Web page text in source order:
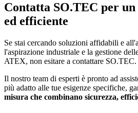
Contatta SO.TEC per
ed efficiente
Se stai cercando soluzioni affidabili e
l'aspirazione industriale e la gestione
ATEX, non esitare a contattare SO.TEC.
Il nostro team di esperti è pronto ad
più adatto alle tue esigenze specifiche,
misura che combinano sicurezza,